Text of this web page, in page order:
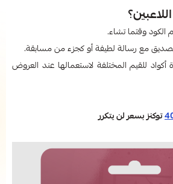
وقتما تشاء.
مع رسالة لطيفة أو كجزء من مسابقة.
للقيم المختلفة لاستعمالها عند العروض
توكنز بسعر لن يتكرر